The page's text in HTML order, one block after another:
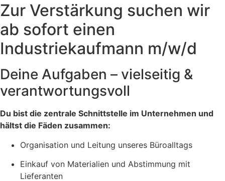
Zur Verstärkung suchen wir
ab sofort einen
Industriekaufmann m/w/d
Deine Aufgaben – vielseitig &
verantwortungsvoll
Du bist die zentrale Schnittstelle im Unternehmen und
hältst die Fäden zusammen:
Organisation und Leitung unseres Büroalltags
Einkauf von Materialien und Abstimmung mit
Lieferanten